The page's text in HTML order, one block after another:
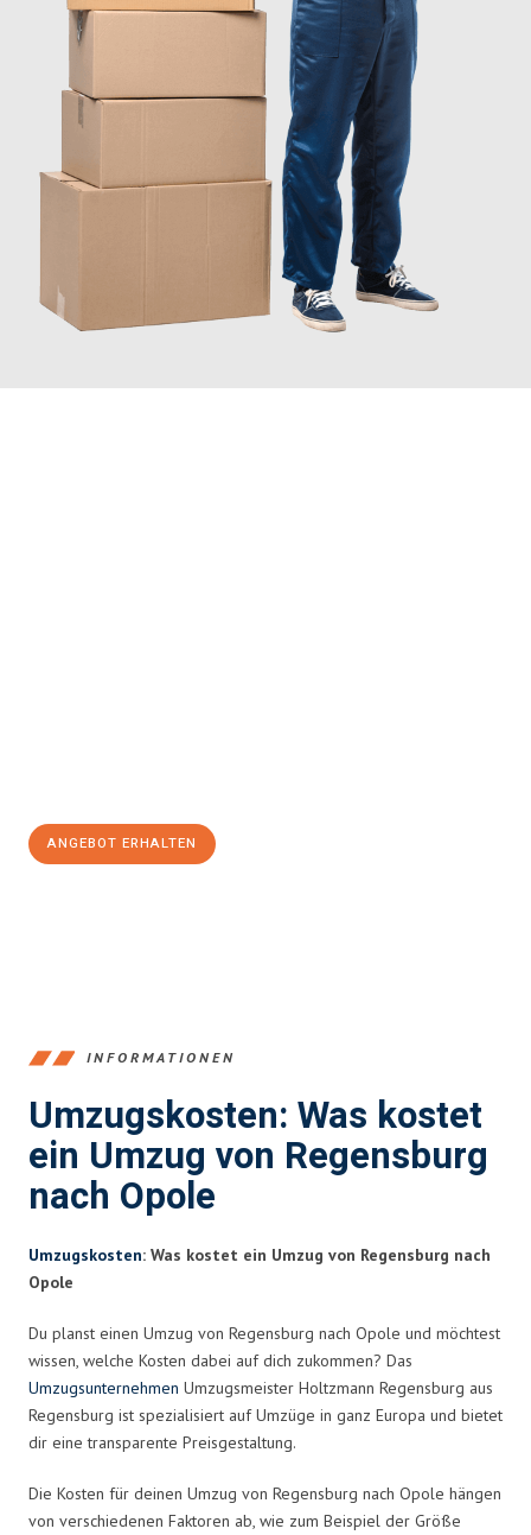
ANGEBOT ERHALTEN
INFORMATIONEN
Umzugskosten: Was kostet
ein Umzug von Regensburg
nach Opole
Umzugskosten: Was kostet ein Umzug von Regensburg nach
Opole
Du planst einen Umzug von Regensburg nach Opole und möchtest
wissen, welche Kosten dabei auf dich zukommen? Das
Umzugsunternehmen Umzugsmeister Holtzmann Regensburg aus
Regensburg ist spezialisiert auf Umzüge in ganz Europa und bietet
dir eine transparente Preisgestaltung.
Die Kosten für deinen Umzug von Regensburg nach Opole hängen
von verschiedenen Faktoren ab, wie zum Beispiel der Größe